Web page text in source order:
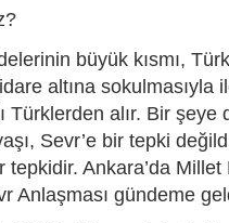
büyük kısmı,
altına sokulmasıyla
Türklerden alır. Bir şeye
Sevr’e bir tepki
tepkidir. Ankara’da
Anlaşması gündeme